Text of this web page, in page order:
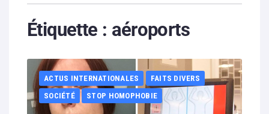
Contenus litigieux
Boutique
Partenaires
Étiquette : aéroports
ACTUS INTERNATIONALES
FAITS DIVERS
SOCIÉTÉ
STOP HOMOPHOBIE